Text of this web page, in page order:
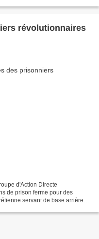
révolutionnaires
d'Action Directe
de prison ferme pour des
servant de base arrière